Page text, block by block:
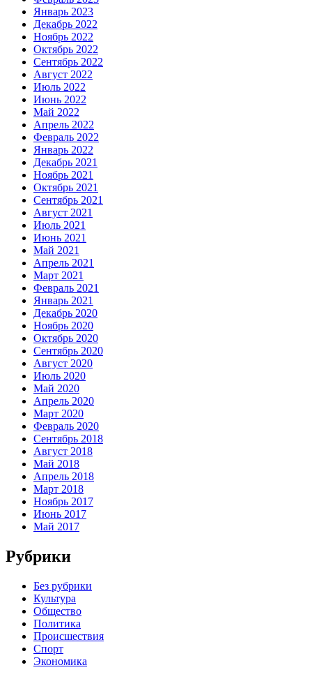
Январь 2023
Декабрь 2022
Ноябрь 2022
Октябрь 2022
Сентябрь 2022
Август 2022
Июль 2022
Июнь 2022
Май 2022
Апрель 2022
Февраль 2022
Январь 2022
Декабрь 2021
Ноябрь 2021
Октябрь 2021
Сентябрь 2021
Август 2021
Июль 2021
Июнь 2021
Май 2021
Апрель 2021
Март 2021
Февраль 2021
Январь 2021
Декабрь 2020
Ноябрь 2020
Октябрь 2020
Сентябрь 2020
Август 2020
Июль 2020
Май 2020
Апрель 2020
Март 2020
Февраль 2020
Сентябрь 2018
Август 2018
Май 2018
Апрель 2018
Март 2018
Ноябрь 2017
Июнь 2017
Май 2017
Рубрики
Без рубрики
Культура
Общество
Политика
Происшествия
Спорт
Экономика